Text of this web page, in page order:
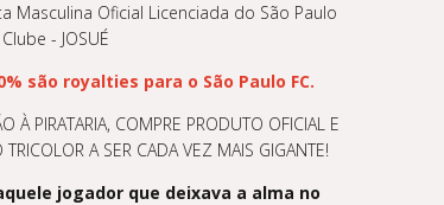
Masculina Oficial Licenciada do São Paulo
- JOSUÉ
são royalties para o São Paulo FC.
À PIRATARIA, COMPRE PRODUTO OFICIAL E
TRICOLOR A SER CADA VEZ MAIS GIGANTE!
jogador que deixava a alma no